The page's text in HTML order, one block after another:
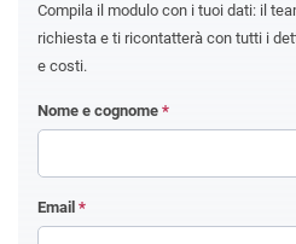
Compila il modulo con i tuoi dati: il
richiesta e ti ricontatterà con tutti i
e costi.
Nome e cognome *
Email *